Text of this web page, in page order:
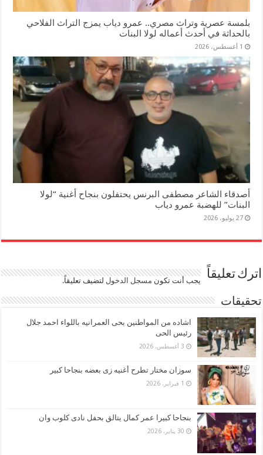
بلمسة عصرية وتراث مصري.. عمرو دياب يمزج التراث الفلاحي
بالحداثة في أحدث أعماله لولا البنات
1 أغسطس، 2026
أصدقاء الشاعر مصطفى البرنس يحتفلون بنجاح أغنية “لولا
البنات” للهضبة عمرو دياب
27 يوليو، 2026
اترك تعليقاً يجب أنت تكون مسجل الدخول لتضيف تعليقاً.
تحقيقات
اشاده من المواطنين بحى العمرانيه باللواء احمد جلال
رئيس الحى
3 أغسطس، 2026
سوزان مختار تطرح أغنيه زى بعضه بنجاحا كبير
1 فبراير، 2026
بنجاحا كبيرا عمر كمال يتالق بحفل نادى كلوب وان
30 يناير، 2026